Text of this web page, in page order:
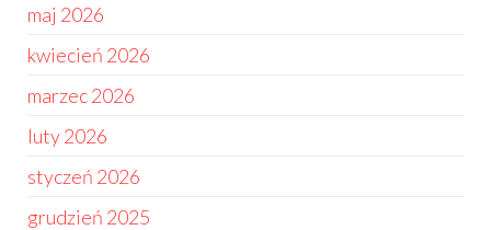
maj 2026
kwiecień 2026
marzec 2026
luty 2026
styczeń 2026
grudzień 2025